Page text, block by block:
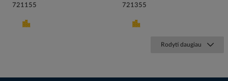
721155
721355
Rodyti daugiau